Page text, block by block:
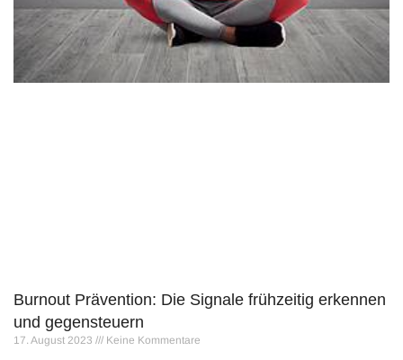
Burnout Prävention: Die Signale frühzeitig erkennen
und gegensteuern
17. August 2023 Keine Kommentare